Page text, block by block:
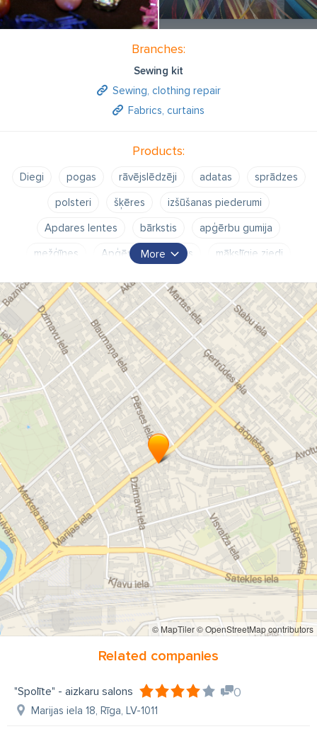
Branches:
Sewing kit
Sewing, clothing repair
Fabrics, curtains
Products:
Diegi pogas rāvējslēdzēji adatas
sprādzes
polsteri
šķēres
izšūšanas piederumi
Apdares lentes
bārkstis
apģērbu gumija
mežģīnes
Apģērbu aplikācijas
mākslīgie ziedi
ādas šūšanas piederumi
šūšanas diegi
swarovsky
stikla pērslītes
apģērbu aplikācijas
šūšanas instrumenti
aksesuāri no spalvām
aksesuāri no dūnām
boa
polsteri
dekoratīvās lencītes
krūšturu aksesuāri
izšūšanas diegu komplekts
saspraužamās adatas
šūšanas šķēres
džinsu pogas
pogas vīriešu uzvalkiem
neilona diegi
diegi tamborēšanai
diegi sadi
"Spolīte" aizkaru salons
Spolīte
šūšanas piederumu veikals Rīgā
More
© MapTiler© OpenStreetMap contributors
Related companies
"Spolīte" - aizkaru salons 0
Marijas iela 18, Rīga, LV-1011